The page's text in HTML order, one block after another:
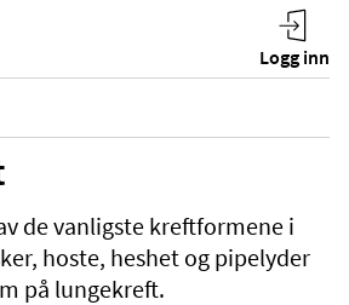
de vanligste kreftformene i
hoste, heshet og pipelyder
på lungekreft.